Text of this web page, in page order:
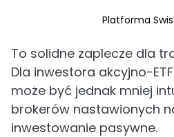
Platforma
To solidne zaplecze dla
Dla inwestora akcyjno-
może być jednak mniej
brokerów nastawionych
inwestowanie pasywne.